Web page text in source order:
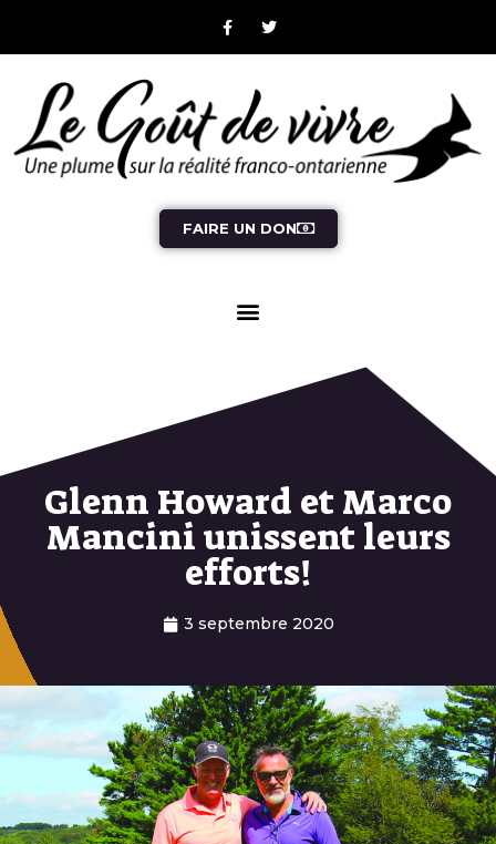
FAIRE UN DON
Glenn Howard et Marco
Mancini unissent leurs
efforts!
3 septembre 2020